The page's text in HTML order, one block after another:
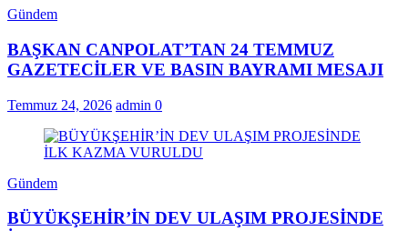
Gündem
BAŞKAN CANPOLAT’TAN 24 TEMMUZ
GAZETECİLER VE BASIN BAYRAMI MESAJI
Temmuz 24, 2026 admin 0
Gündem
BÜYÜKŞEHİR’İN DEV ULAŞIM PROJESİNDE